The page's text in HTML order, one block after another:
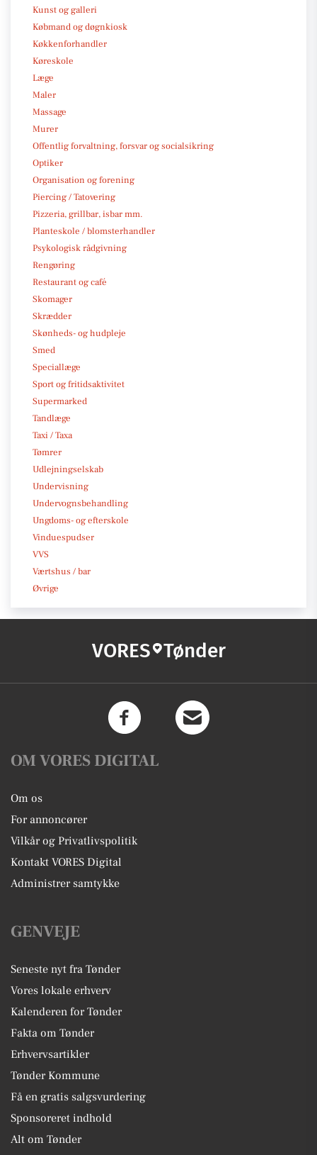
Kunst og galleri
Købmand og døgnkiosk
Køkkenforhandler
Køreskole
Læge
Maler
Massage
Murer
Offentlig forvaltning, forsvar og socialsikring
Optiker
Organisation og forening
Piercing / Tatovering
Pizzeria, grillbar, isbar mm.
Planteskole / blomsterhandler
Psykologisk rådgivning
Rengøring
Restaurant og café
Skomager
Skrædder
Skønheds- og hudpleje
Smed
Speciallæge
Sport og fritidsaktivitet
Supermarked
Tandlæge
Taxi / Taxa
Tømrer
Udlejningselskab
Undervisning
Undervognsbehandling
Ungdoms- og efterskole
Vinduespudser
VVS
Værtshus / bar
Øvrige
VORES Tønder
OM VORES DIGITAL
Om os
For annoncører
Vilkår og Privatlivspolitik
Kontakt VORES Digital
Administrer samtykke
GENVEJE
Seneste nyt fra Tønder
Vores lokale erhverv
Kalenderen for Tønder
Fakta om Tønder
Erhvervsartikler
Tønder Kommune
Få en gratis salgsvurdering
Sponsoreret indhold
Alt om Tønder